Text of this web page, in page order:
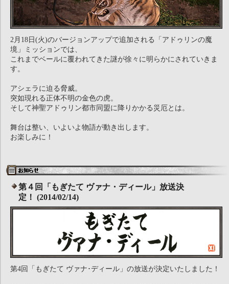
2月18日(火)のバージョンアップで追加される「アドゥリンの魔
境」ミッションでは、
これまでベールに覆われてきた謎が徐々に明らかにされていきま
す。
アシェラに迫る脅威。
突如現れる正体不明の金色の虎。
そして神聖アドゥリン都市同盟に降りかかる災厄とは。
舞台は整い、いよいよ物語が動き出します。
お楽しみに！
第４回「もぎたて ヴァナ・ディール」放送決
定！ (2014/02/14)
第4回「もぎたて ヴァナ･ディール」の放送が決定いたしました！